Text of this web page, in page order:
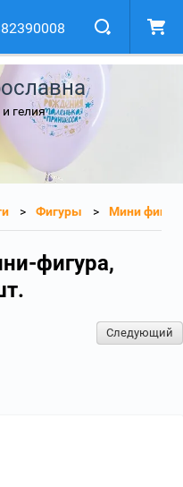
гелия
Фигуры Мини
фигура,
Следующий